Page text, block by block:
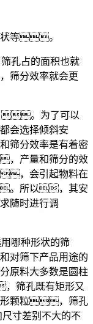
等。
占的面积也就
分效率就会更
。为了可以
会选择倾斜安
筛分效率是有着密
产量和筛分的效
，会引起物料在
。所以，其安
随时进行调
哪种形状的筛
对筛下产品用途的
料大多数是圆柱
筛孔既有矩形又
颗粒，筛孔
寸差别不大的不